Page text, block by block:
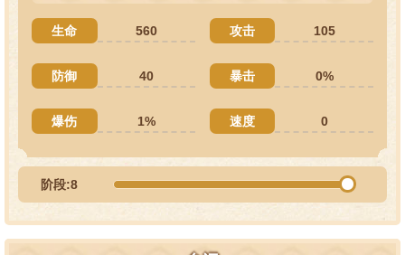
生命 560 攻击 105
防御 40 暴击 0%
爆伤 1% 速度 0
阶段:8